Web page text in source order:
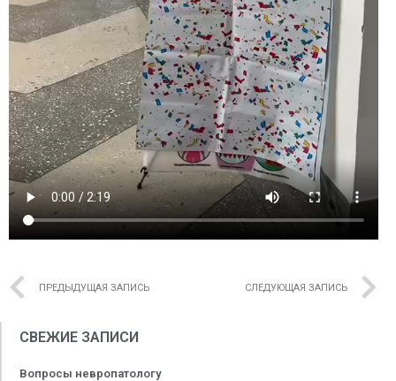
ПРЕДЫДУЩАЯ ЗАПИСЬ СЛЕДУЮЩАЯ ЗАПИСЬ
СВЕЖИЕ ЗАПИСИ
Вопросы невропатологу